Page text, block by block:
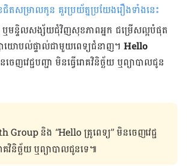
តសម្រាលកូន គួរប្រយ័ត្នប្រយែងរឿងទាំងនេះ
មន្ទិលសង្ស័យ​ជុំវិញ​សុខភាព​អ្នក ជម្រើស​ល្អ​បំផុត
យោបល់​ផ្ទាល់​ជាមួយ​ពេទ្យ​ជំនាញ។ Hello
ចេញ​វេជ្ជបញ្ជា មិន​ធ្វើ​រោគវិនិច្ឆ័យ ឬ​ព្យាបាល​ជូន​
Group និង “Hello គ្រូពេទ្យ” មិន​ចេញ​វេជ្ជ
គវិនិច្ឆ័យ ឬ​ព្យាបាល​ជូន​ទេ៕